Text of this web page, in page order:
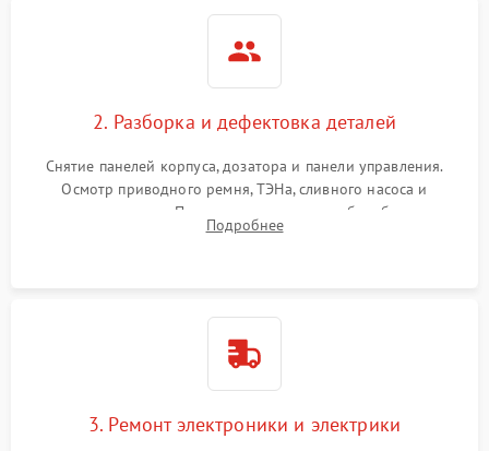
2. Разборка и дефектовка деталей
Снятие панелей корпуса, дозатора и панели управления.
Осмотр приводного ремня, ТЭНа, сливного насоса и
амортизаторов. Проверка подшипников барабана и
крестовины на износ, а манжеты люка на разрывы.
Подробнее
3. Ремонт электроники и электрики